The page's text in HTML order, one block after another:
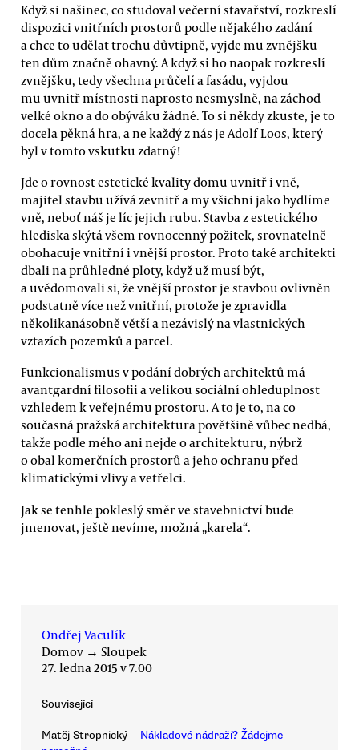
Když si našinec, co studoval večerní stavařství, rozkreslí
dispozici vnitřních prostorů podle nějakého zadání
a chce to udělat trochu důvtipně, vyjde mu zvnějšku
ten dům značně ohavný. A když si ho naopak rozkreslí
zvnějšku, tedy všechna průčelí a fasádu, vyjdou
mu uvnitř místnosti naprosto nesmyslně, na záchod
velké okno a do obýváku žádné. To si někdy zkuste, je to
docela pěkná hra, a ne každý z nás je Adolf Loos, který
byl v tomto vskutku zdatný!
Jde o rovnost estetické kvality domu uvnitř i vně,
majitel stavbu užívá zevnitř a my všichni jako bydlíme
vně, neboť náš je líc jejich rubu. Stavba z estetického
hlediska skýtá všem rovnocenný požitek, srovnatelně
obohacuje vnitřní i vnější prostor. Proto také architekti
dbali na průhledné ploty, když už musí být,
a uvědomovali si, že vnější prostor je stavbou ovlivněn
podstatně více než vnitřní, protože je zpravidla
několikanásobně větší a nezávislý na vlastnických
vztazích pozemků a parcel.
Funkcionalismus v podání dobrých architektů má
avantgardní filosofii a velikou sociální ohleduplnost
vzhledem k veřejnému prostoru. A to je to, na co
současná pražská architektura povětšině vůbec nedbá,
takže podle mého ani nejde o architekturu, nýbrž
o obal komerčních prostorů a jeho ochranu před
klimatickými vlivy a vetřelci.
Jak se tenhle pokleslý směr ve stavebnictví bude
jmenovat, ještě nevíme, možná „karela“.
Ondřej Vaculík
Domov → Sloupek
27. ledna 2015 v 7.00
Související
Matěj Stropnický
Nákladové nádraží? Žádejme